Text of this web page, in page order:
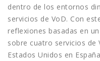
dentro de los entornos
servicios de VoD. Con
reflexiones basadas en
sobre cuatro servicios de
Estados Unidos en